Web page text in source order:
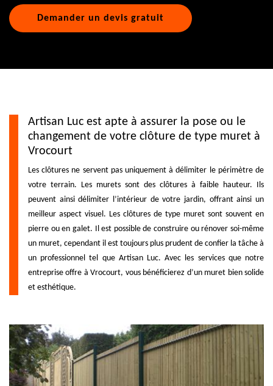
Demander un devis gratuit
Artisan Luc est apte à assurer la pose ou le
changement de votre clôture de type muret à
Vrocourt
Les clôtures ne servent pas uniquement à délimiter le périmètre de
votre terrain. Les murets sont des clôtures à faible hauteur. Ils
peuvent ainsi délimiter l’intérieur de votre jardin, offrant ainsi un
meilleur aspect visuel. Les clôtures de type muret sont souvent en
pierre ou en galet. Il est possible de construire ou rénover soi-même
un muret, cependant il est toujours plus prudent de confier la tâche à
un professionnel tel que Artisan Luc. Avec les services que notre
entreprise offre à Vrocourt, vous bénéficierez d’un muret bien solide
et esthétique.